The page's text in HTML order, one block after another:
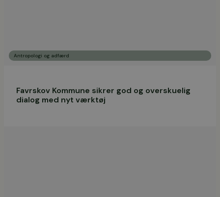
Antropologi og adfærd
Favrskov Kommune sikrer god og overskuelig
dialog med nyt værktøj